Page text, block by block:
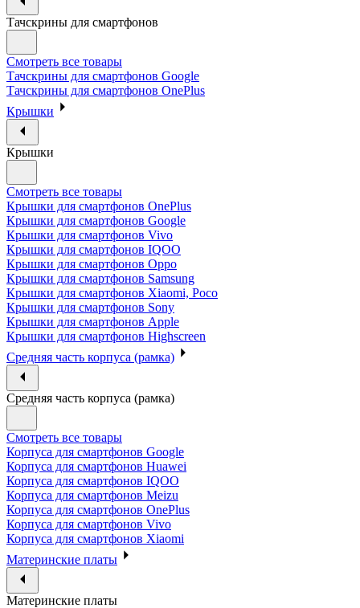
Тачскрины для смартфонов
Смотреть все товары
Тачскрины для смартфонов Google
Тачскрины для смартфонов OnePlus
Крышки
Крышки
Смотреть все товары
Крышки для смартфонов OnePlus
Крышки для смартфонов Google
Крышки для смартфонов Vivo
Крышки для смартфонов IQOO
Крышки для смартфонов Oppo
Крышки для смартфонов Samsung
Крышки для смартфонов Xiaomi, Poco
Крышки для смартфонов Sony
Крышки для смартфонов Apple
Крышки для смартфонов Highscreen
Средняя часть корпуса (рамка)
Средняя часть корпуса (рамка)
Смотреть все товары
Корпуса для смартфонов Google
Корпуса для смартфонов Huawei
Корпуса для смартфонов IQOO
Корпуса для смартфонов Meizu
Корпуса для смартфонов OnePlus
Корпуса для смартфонов Vivo
Корпуса для смартфонов Xiaomi
Материнские платы
Материнские платы